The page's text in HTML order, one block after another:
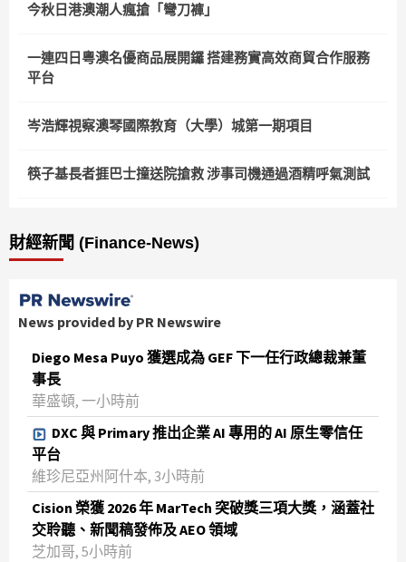
今秋日港澳潮人瘋搶「彎刀褲」
一連四日粵澳名優商品展開鑼 搭建務實高效商貿合作服務
平台
岑浩輝視察澳琴國際教育（大學）城第一期項目
筷子基長者捱巴士撞送院搶救 涉事司機通過酒精呼氣測試
財經新聞 (Finance-News)
News provided by PR Newswire
Diego Mesa Puyo 獲選成為 GEF 下一任行政總裁兼董
事長
華盛頓, 一小時前
DXC 與 Primary 推出企業 AI 專用的 AI 原生零信任
平台
維珍尼亞州阿什本, 3小時前
Cision 榮獲 2026 年 MarTech 突破獎三項大獎，涵蓋社
交聆聽、新聞稿發佈及 AEO 領域
芝加哥, 5小時前